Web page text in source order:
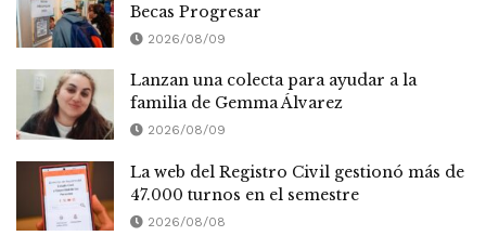
Becas Progresar
2026/08/09
Lanzan una colecta para ayudar a la
familia de Gemma Álvarez
2026/08/09
La web del Registro Civil gestionó más de
47.000 turnos en el semestre
2026/08/08